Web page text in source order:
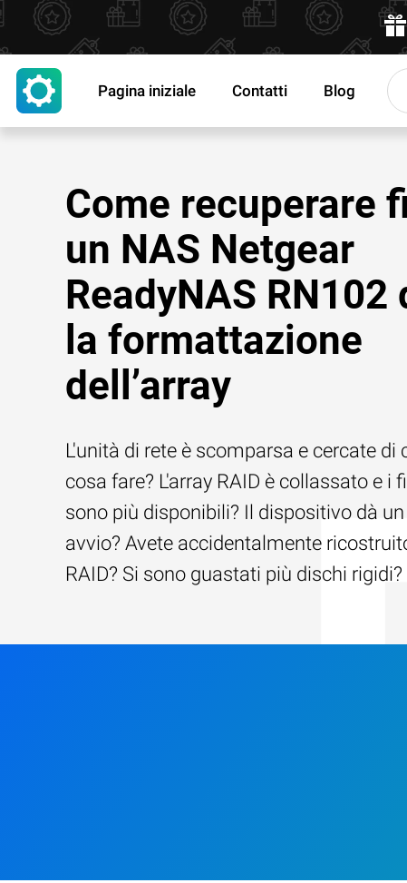
Pagina iniziale Contatti Blog
Come recuperare
un NAS Netgear
ReadyNAS RN102
la formattazione
dell’array
L'unità di rete è scomparsa e cercate di
cosa fare? L'array RAID è collassato e i
sono più disponibili? Il dispositivo dà un
avvio? Avete accidentalmente
RAID? Si sono guastati più dischi rigidi?